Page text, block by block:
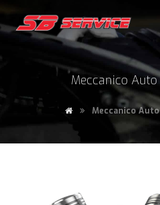
Meccanico
Meccanico